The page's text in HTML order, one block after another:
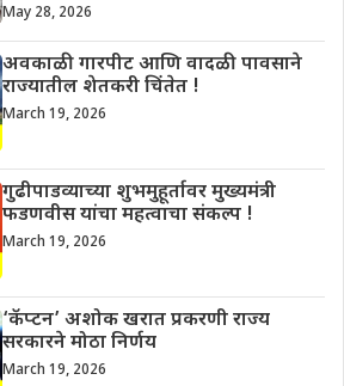
May 28, 2026
अवकाळी गारपीट आणि वादळी पावसाने
राज्यातील शेतकरी चिंतेत !
March 19, 2026
गुढीपाडव्याच्या शुभमुहूर्तावर मुख्यमंत्री
फडणवीस यांचा महत्वाचा संकल्प !
March 19, 2026
‘कॅप्टन’ अशोक खरात प्रकरणी राज्य
सरकारने मोठा निर्णय
March 19, 2026